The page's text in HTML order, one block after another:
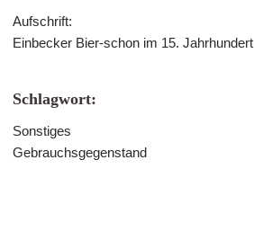
Aufschrift:
Einbecker Bier-schon im 15. Jahrhundert
Schlagwort:
Sonstiges
Gebrauchsgegenstand